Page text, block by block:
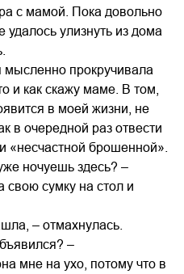
с мамой. Пока довольно
улизнуть из дома
мысленно прокручивала
и как скажу маме. В том,
в моей жизни, не
в очередной раз отвести
«несчастной брошенной».
ночуешь здесь? –
свою сумку на стол и
– отмахнулась.
–
мне на ухо, потому что в